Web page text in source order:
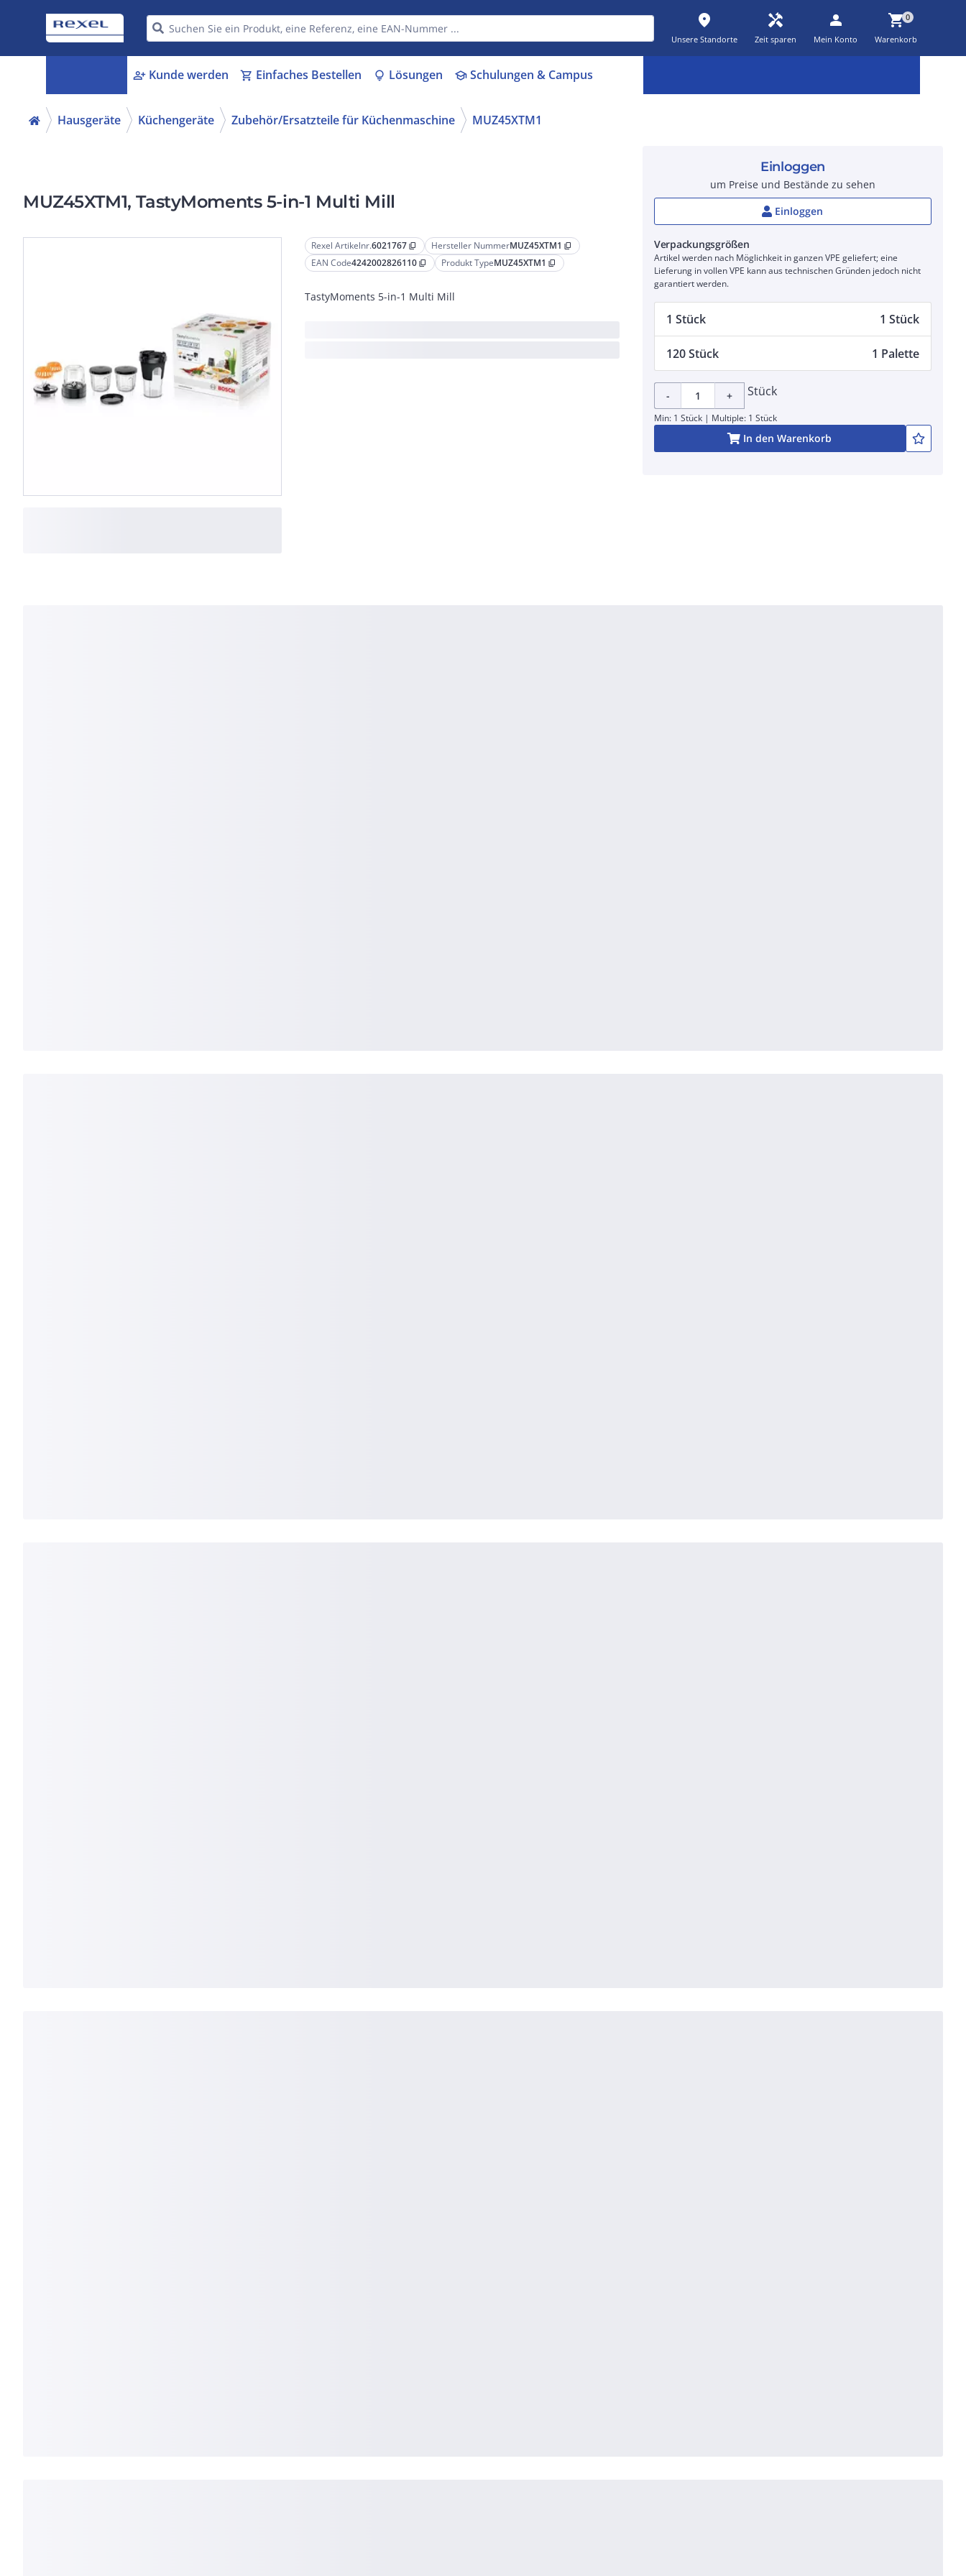
place
Unsere Standorte
handyman
Zeit sparen
person
Mein Konto
shopping_cart0
Warenkorb
person_add Kunde werden shopping_cart Einfaches Bestellen lightbulb Lösungen schoolSchulungen & Campus
Hausgeräte Küchengeräte Zubehör/Ersatzteile für Küchenmaschine MUZ45XTM1
MUZ45XTM1, TastyMoments 5-in-1 Multi Mill
Rexel Artikelnr.6021767 content_copy Hersteller NummerMUZ45XTM1 content_copy
EAN Code4242002826110 content_copy Produkt TypeMUZ45XTM1 content_copy
TastyMoments 5-in-1 Multi Mill
Einloggen
um Preise und Bestände zu sehen
Einloggen
Verpackungsgrößen
Artikel werden nach Möglichkeit in ganzen VPE geliefert; eine
Lieferung in vollen VPE kann aus technischen Gründen jedoch nicht
garantiert werden.
1 Stück 1 Stück
120 Stück 1 Palette
- + Stück
Min: 1 Stück | Multiple: 1 Stück
In den Warenkorb